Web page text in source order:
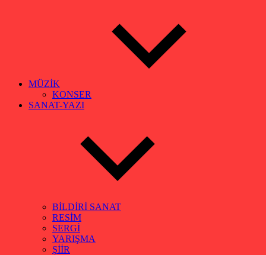
MÜZİK
KONSER
SANAT-YAZI
BİLDİRİ SANAT
RESİM
SERGİ
YARIŞMA
ŞİİR